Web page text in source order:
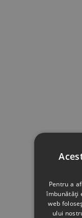
Pentru a
îmbunătăți
web
ului